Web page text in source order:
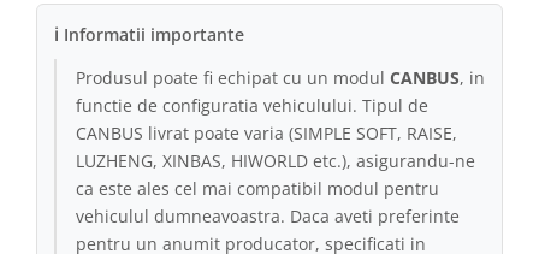
ℹ Informatii importante
Produsul poate fi echipat cu un modul CANBUS, in
functie de configuratia vehiculului. Tipul de
CANBUS livrat poate varia (SIMPLE SOFT, RAISE,
LUZHENG, XINBAS, HIWORLD etc.), asigurandu-ne
ca este ales cel mai compatibil modul pentru
vehiculul dumneavoastra. Daca aveti preferinte
pentru un anumit producator, specificati in